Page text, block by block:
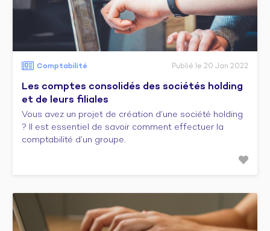
Comptabilité Publié le 20 Jan 2022
Les comptes consolidés des sociétés holding
et de leurs filiales
Vous avez un projet de création d’une société holding
? Il est essentiel de savoir comment effectuer la
comptabilité d’un groupe.